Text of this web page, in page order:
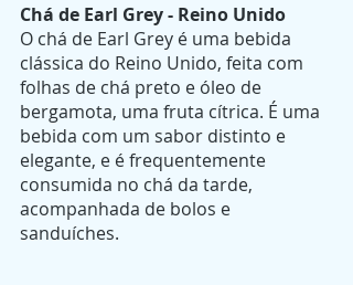
Chá de Earl Grey - Reino Unido
O chá de Earl Grey é uma bebida
clássica do Reino Unido, feita com
folhas de chá preto e óleo de
bergamota, uma fruta cítrica. É uma
bebida com um sabor distinto e
elegante, e é frequentemente
consumida no chá da tarde,
acompanhada de bolos e
sanduíches.